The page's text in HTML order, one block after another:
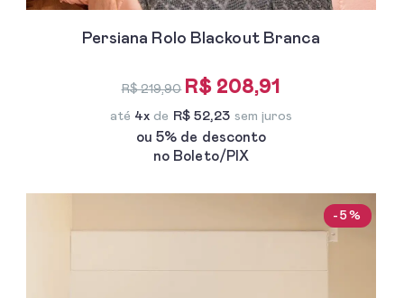
Persiana Rolo Blackout Branca
R$ 219,90 R$ 208,91
até 4x de R$ 52,23 sem juros
ou 5% de desconto
no Boleto/PIX
-5%